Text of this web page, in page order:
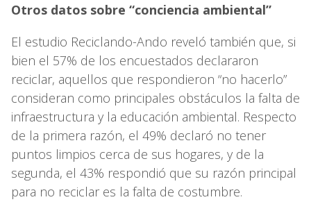
Otros datos sobre “conciencia ambiental”
El estudio Reciclando-Ando reveló también que, si
bien el 57% de los encuestados declararon
reciclar, aquellos que respondieron “no hacerlo”
consideran como principales obstáculos la falta de
infraestructura y la educación ambiental. Respecto
de la primera razón, el 49% declaró no tener
puntos limpios cerca de sus hogares, y de la
segunda, el 43% respondió que su razón principal
para no reciclar es la falta de costumbre.